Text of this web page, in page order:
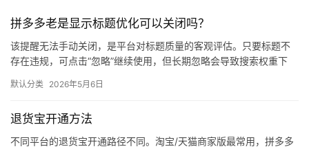
拼多多老是显示标题优化可以关闭吗？
该提醒无法手动关闭，是平台对标题质量的客观评估。只要标题不
存在违规，可点击“忽略”继续使用，但长期忽略会导致搜索权重下
默认分类 2026年5月6日
退货宝开通方法
不同平台的退货宝开通路径不同。淘宝/天猫商家版最常用，拼多多